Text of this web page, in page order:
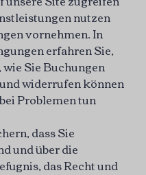
nutzen
vornehmen. In
erfahren Sie,
Sie Buchungen
widerrufen können
Problemen tun
dass Sie
und über die
das Recht und